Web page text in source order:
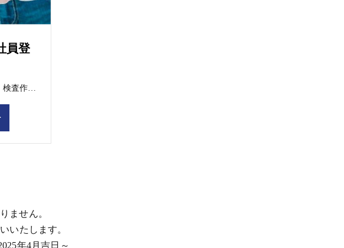
員登
ません。
いたします。
日～